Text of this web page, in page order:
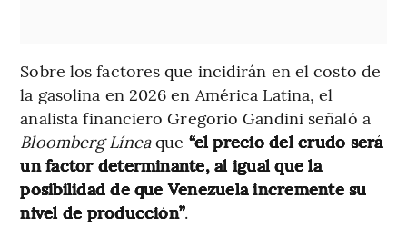
Sobre los factores que incidirán en el costo de
la gasolina en 2026 en América Latina, el
analista financiero Gregorio Gandini señaló a
Bloomberg Líneaque “el precio del crudo será
un factor determinante, al igual que la
posibilidad de que Venezuela incremente su
nivel de producción”.